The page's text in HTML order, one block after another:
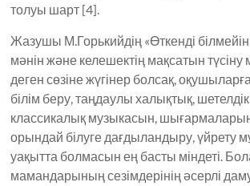
толуы шарт [4].
Жазушы М.Горькийдің «Өткенді
мәнін және келешектің мақсатын түсіну
деген сөзіне жүгінер болсақ,
білім беру, таңдаулы халықтық,
классикалық музыкасын, шығармаларын
орындай білуге дағдыландыру, үйрету
уақытта болмасын ең басты міндеті.
мамандарының сезімдерінің әсерлі